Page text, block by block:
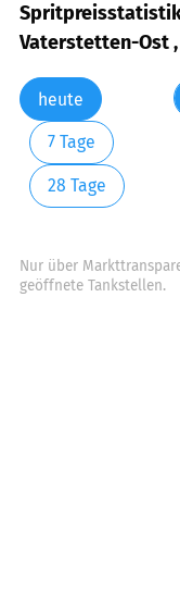
Spritpreisstatistik
Vaterstetten-Ost
heute
7 Tage
28 Tage
Nur über
geöffnete Tankstellen.